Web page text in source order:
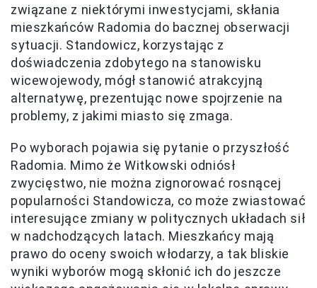
związane z niektórymi inwestycjami, skłania
mieszkańców Radomia do bacznej obserwacji
sytuacji. Standowicz, korzystając z
doświadczenia zdobytego na stanowisku
wicewojewody, mógł stanowić atrakcyjną
alternatywę, prezentując nowe spojrzenie na
problemy, z jakimi miasto się zmaga.
Po wyborach pojawia się pytanie o przyszłość
Radomia. Mimo że Witkowski odniósł
zwycięstwo, nie można zignorować rosnącej
popularności Standowicza, co może zwiastować
interesujące zmiany w politycznych układach sił
w nadchodzących latach. Mieszkańcy mają
prawo do oceny swoich włodarzy, a tak bliskie
wyniki wyborów mogą skłonić ich do jeszcze